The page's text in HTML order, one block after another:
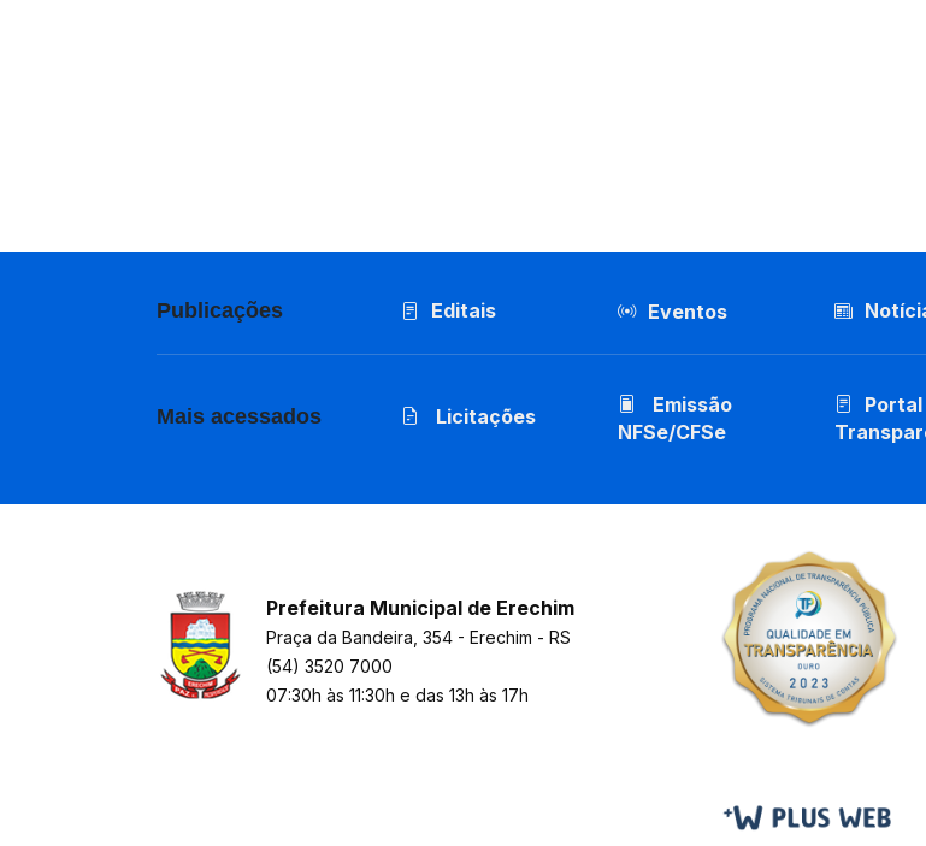
Publicações Editais Eventos
Mais acessados Licitações
Emissão
NFSe/CFSe
Portal
Prefeitura Municipal de Erechim
Praça da Bandeira, 354 - Erechim - RS
(54) 3520 7000
07:30h às 11:30h e das 13h às 17h